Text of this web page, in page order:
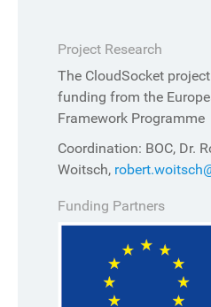
Project Research
The CloudSocket
funding from the
Framework Programme
Coordination: BOC, Dr.
Woitsch,
Funding Partners